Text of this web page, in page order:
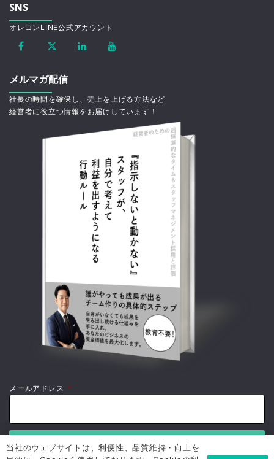
SNS
オレコンLINE公式アカウント
メルマガ配信
社長の時間を確保し、売上を上げる方法など
経営者に役立つ情報をお届けしています！
メールアドレス *
当社のウェブサイトは、利便性、品質維持・向上を